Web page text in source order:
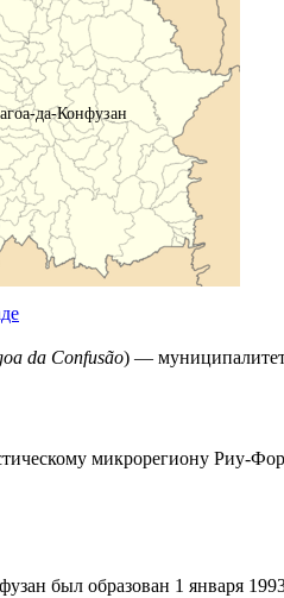
да-Конфузан
da Confusão) —
микрорегиону Риу-
был образован 1 января